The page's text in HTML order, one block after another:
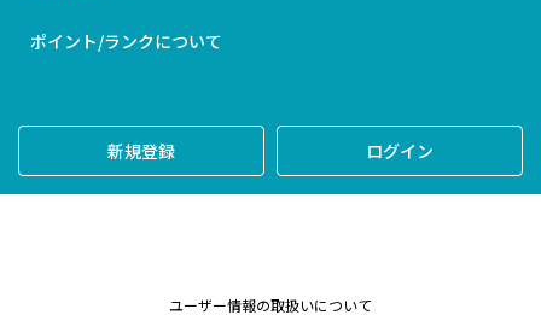
ポイント/ランクについて
新規登録 ログイン
ユーザー情報の取扱いについて